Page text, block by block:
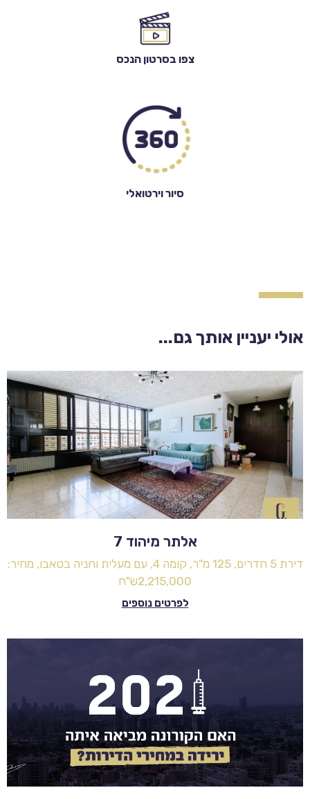
צפו בסרטון הנכס
סיור וירטואלי
אולי יעניין אותך גם...
אלתר מיהוד 7
דירת 5 חדרים, 125 מ"ר, קומה 4, עם מעלית וחניה בטאבו, מחיר:
2,215,000ש"ח
לפרטים נוספים